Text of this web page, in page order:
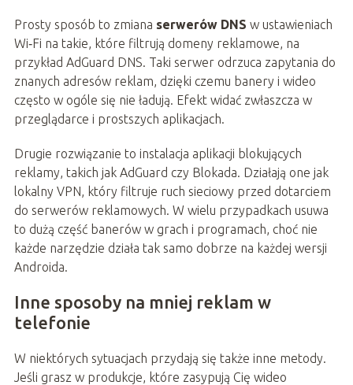
Prosty sposób to zmiana serwerów DNS w ustawieniach
Wi‑Fi na takie, które filtrują domeny reklamowe, na
przykład AdGuard DNS. Taki serwer odrzuca zapytania do
znanych adresów reklam, dzięki czemu banery i wideo
często w ogóle się nie ładują. Efekt widać zwłaszcza w
przeglądarce i prostszych aplikacjach.
Drugie rozwiązanie to instalacja aplikacji blokujących
reklamy, takich jak AdGuard czy Blokada. Działają one jak
lokalny VPN, który filtruje ruch sieciowy przed dotarciem
do serwerów reklamowych. W wielu przypadkach usuwa
to dużą część banerów w grach i programach, choć nie
każde narzędzie działa tak samo dobrze na każdej wersji
Androida.
Inne sposoby na mniej reklam w
telefonie
W niektórych sytuacjach przydają się także inne metody.
Jeśli grasz w produkcje, które zasypują Cię wideo